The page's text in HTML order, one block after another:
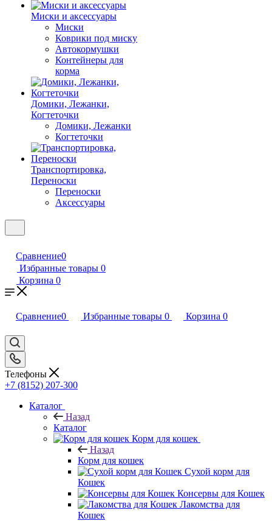
Миски и аксессуары
Миски
Коврики под миску
Автокормушки
Контейнеры для
корма
Домики, Лежанки,
Когтеточки
Домики, Лежанки
Когтеточки
Транспортировка,
Переноски
Переноски
Аксессуары
Сравнение0
Избранные товары 0
Корзина 0
Сравнение0 Избранные товары 0 Корзина 0
Телефоны
+7 (8152) 207-300
Каталог
Назад
Каталог
Корм для кошек
Назад
Корм для кошек
Сухой корм для
Кошек
Консервы для Кошек
Лакомства для
Кошек